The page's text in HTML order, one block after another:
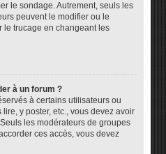
le sondage. Autrement, seuls les
peuvent le modifier ou le
le trucage en changeant les
à un forum ?
à certains utilisateurs ou
y poster, etc., vous devez avoir
les modérateurs de groupes
ces accès, vous devez